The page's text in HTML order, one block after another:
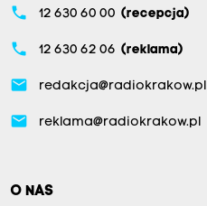
phone 12 630 60 00 (recepcja)
phone 12 630 62 06 (reklama)
email redakcja@radiokrakow.pl
email reklama@radiokrakow.pl
O NAS